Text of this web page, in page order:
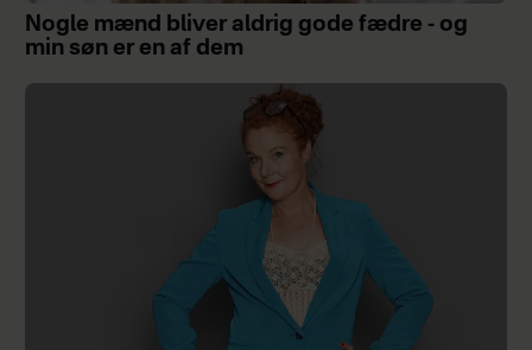
Nogle mænd bliver aldrig gode fædre - og
min søn er en af dem